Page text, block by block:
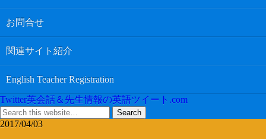
お問合せ
関連サイト紹介
English Teacher Registration
Twitter英会話＆先生情報の英語ツイート.com
2017/04/03